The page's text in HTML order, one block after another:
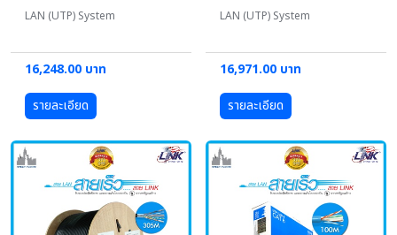
LAN (UTP) System
16,248.00 บาท
รายละเอียด
LAN (UTP) System
16,971.00 บาท
รายละเอียด